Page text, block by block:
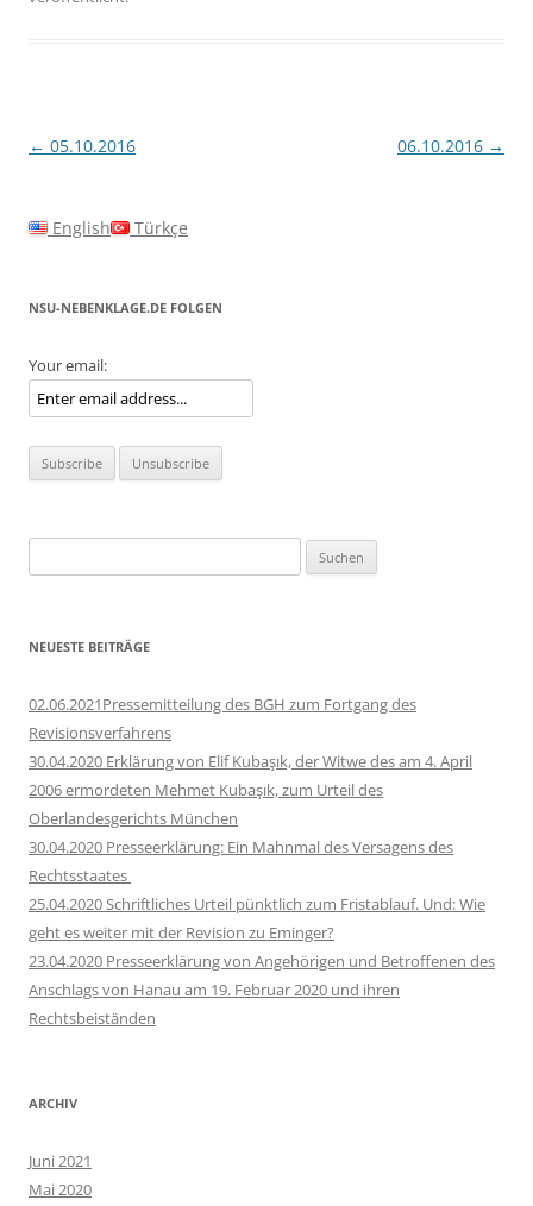
Beitragsnavigation
← 05.10.2016 06.10.2016 →
English Türkçe
NSU-NEBENKLAGE.DE FOLGEN
Your email:
nach:
NEUESTE BEITRÄGE
02.06.2021Pressemitteilung des BGH zum Fortgang des
Revisionsverfahrens
30.04.2020 Erklärung von Elif Kubaşık, der Witwe des am 4. April
2006 ermordeten Mehmet Kubaşık, zum Urteil des
Oberlandesgerichts München
30.04.2020 Presseerklärung: Ein Mahnmal des Versagens des
Rechtsstaates
25.04.2020 Schriftliches Urteil pünktlich zum Fristablauf. Und: Wie
geht es weiter mit der Revision zu Eminger?
23.04.2020 Presseerklärung von Angehörigen und Betroffenen des
Anschlags von Hanau am 19. Februar 2020 und ihren
Rechtsbeiständen
ARCHIV
Juni 2021
Mai 2020